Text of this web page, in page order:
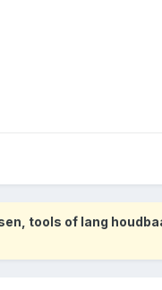
tools of lang